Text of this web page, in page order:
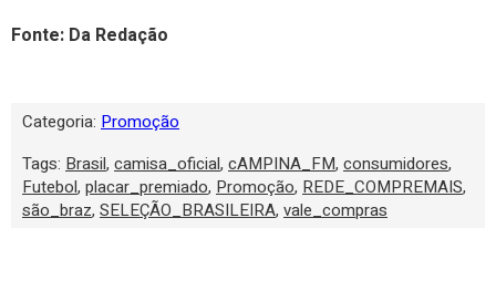
Fonte: Da Redação
Categoria: Promoção
Tags: Brasil, camisa_oficial, cAMPINA_FM, consumidores,
Futebol, placar_premiado, Promoção, REDE_COMPREMAIS,
são_braz, SELEÇÃO_BRASILEIRA, vale_compras